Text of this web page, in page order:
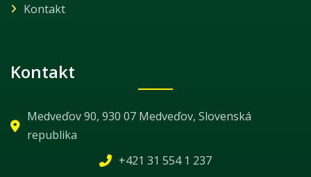
Kontakt
Kontakt
Medveďov 90, 930 07 Medveďov, Slovenská
republika
+421 31 554 1 237